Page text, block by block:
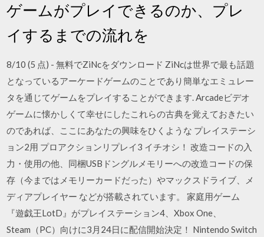
ゲームがプレイできるのか、プレ
イするまでの流れを
8/10 (5 点) - 無料でZiNcをダウンロード ZiNcは世界で最も話題
となっているアーケードゲームのことであり簡単なエミュレー
タを通じてゲームをプレイすることができます. Arcadeビデオ
ゲームに懐かしくて幸せにしたこれらの古典を覚えておきたい
のであれば、ここにあなたの興味をひくような プレイステーシ
ョン2用 プロアクションリプレイ3 イチオシ！ 改造コードの入
力・使用の他、同梱USBドングルメモリーへの改造コードの保
存（今まではメモリーカードだった）やマックスドライブ、メ
ディアプレイヤー などが搭載されています。 家庭用ゲーム
『遊戯王LotD』がプレイステーション4、Xbox One、
Steam（PC）向けに3月24日に配信開始決定！ Nintendo Switch